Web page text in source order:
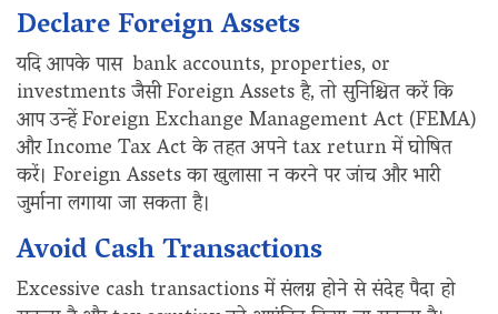
Declare Foreign Assets
यदि आपके पास bank accounts, properties, or
investments जैसी Foreign Assets है, तो सुनिश्चित करें कि
आप उन्हें Foreign Exchange Management Act (FEMA)
और Income Tax Act के तहत अपने tax return में घोषित
करें। Foreign Assets का खुलासा न करने पर जांच और भारी
जुर्माना लगाया जा सकता है।
Avoid Cash Transactions
Excessive cash transactions में संलग्न होने से संदेह पैदा हो